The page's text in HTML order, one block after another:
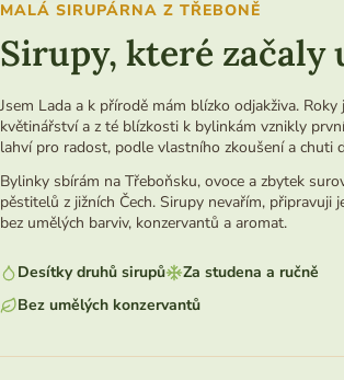
MALÁ SIRUPÁRNA Z TŘEBONĚ
Sirupy, které začaly
Jsem Lada a k přírodě mám blízko odjakživa.
květinářství a z té blízkosti k bylinkám vznikly
lahví pro radost, podle vlastního zkoušení a chuti
Bylinky sbírám na Třeboňsku, ovoce a zbytek
pěstitelů z jižních Čech. Sirupy nevařím, připravuji
bez umělých barviv, konzervantů a aromat.
Desítky druhů sirupů
Za studena a ručně
Bez umělých konzervantů